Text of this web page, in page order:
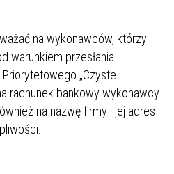
na wykonawców, którzy
warunkiem przesłania
„Czyste
rachunek bankowy wykonawcy.
na nazwę firmy i jej adres –